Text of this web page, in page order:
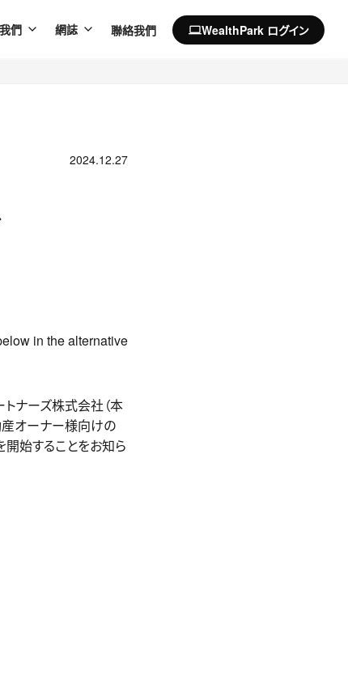
們 網誌 聯絡我們 computerWealthPark ログイン
2024.12.27
in the alternative
ナーズ株式会社（本
産オーナー様向けの
開始することをお知ら